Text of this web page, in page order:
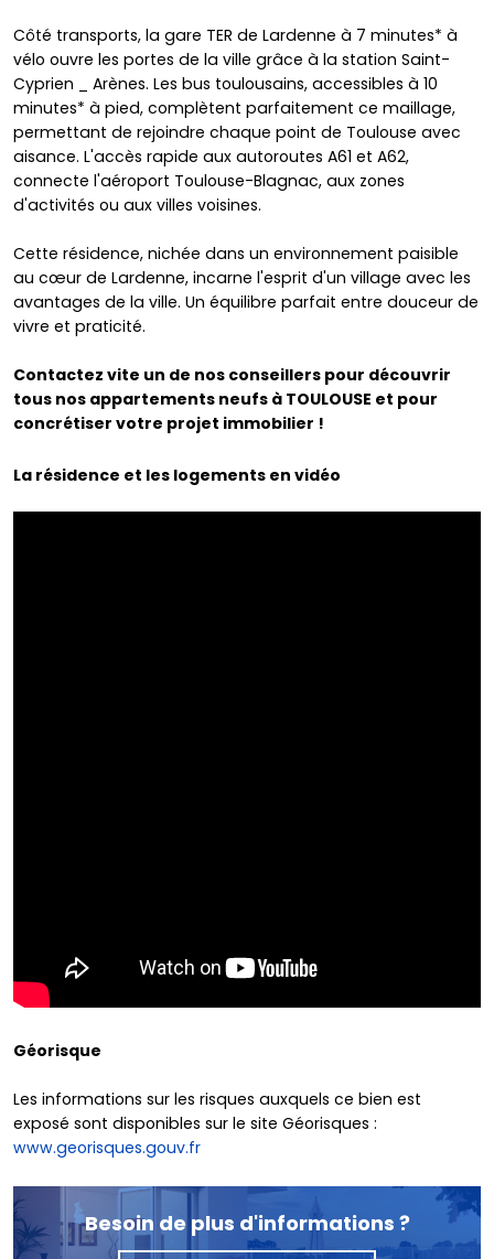
Côté transports, la gare TER de Lardenne à 7 minutes* à
vélo ouvre les portes de la ville grâce à la station Saint-
Cyprien _ Arènes. Les bus toulousains, accessibles à 10
minutes* à pied, complètent parfaitement ce maillage,
permettant de rejoindre chaque point de Toulouse avec
aisance. L'accès rapide aux autoroutes A61 et A62,
connecte l'aéroport Toulouse-Blagnac, aux zones
d'activités ou aux villes voisines.
Cette résidence, nichée dans un environnement paisible
au cœur de Lardenne, incarne l'esprit d'un village avec les
avantages de la ville. Un équilibre parfait entre douceur de
vivre et praticité.
Contactez vite un de nos conseillers pour découvrir
tous nos appartements neufs à TOULOUSE et pour
concrétiser votre projet immobilier !
La résidence et les logements en vidéo
Géorisque
Les informations sur les risques auxquels ce bien est
exposé sont disponibles sur le site Géorisques :
www.georisques.gouv.fr
Besoin de plus d'informations ?